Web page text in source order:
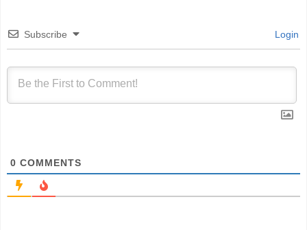
Subscribe Login
0 COMMENTS